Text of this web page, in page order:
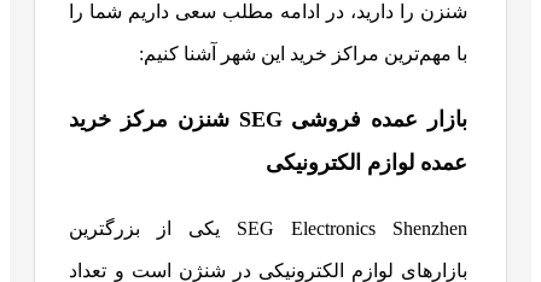
شنزن را دارید، در ادامه مطلب سعی داریم شما را
با مهم‌ترین مراکز خرید این شهر آشنا کنیم:
بازار عمده فروشی SEG شنزن مرکز خرید
عمده لوازم الکترونیکی
SEG Electronics Shenzhen یکی از بزرگترین
بازارهای لوازم الکترونیکی در شنژن است و تعداد